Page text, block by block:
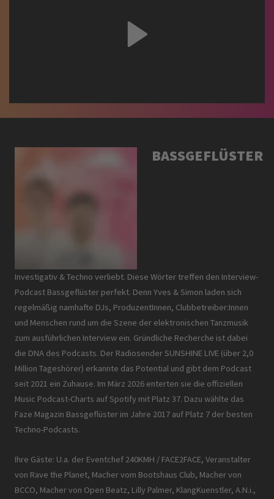
BASSGEFLÜSTER
Investigativ & Techno verliebt. Diese Wörter treffen den Interview-
Podcast Bassgeflüster perfekt. Denn Yves & Simon laden sich
regelmäßig namhafte DJs, ProduzentInnen, Clubbetreiber:Innen
und Menschen rund um die Szene der elektronischen Tanzmusik
zum ausführlichen Interview ein. Gründliche Recherche ist dabei
die DNA des Podcasts. Der Radiosender SUNSHINE LIVE (über 2,0
Million Tageshörer) erkannte das Potential und gibt dem Podcast
seit 2021 ein Zuhause. Im März 2026 enterten sie die offiziellen
Music Podcast-Charts auf Spotify mit Platz 37. Dazu wählte das
Faze Magazin Bassgeflüster im Jahre 2017 auf Platz 7 der besten
Techno-Podcasts.
Ihre Gäste: U.a. der Eventchef 240KMH / FACE2FACE, Veranstalter
von Rave the Planet, Macher vom Bootshaus Club, Macher von
BCCO, Macher von Open Beatz, Lilly Palmer, KlangKuenstler, A.N.i.,